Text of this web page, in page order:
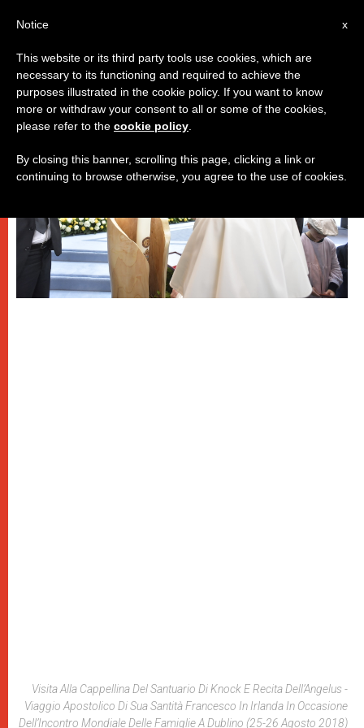
PAPI,SPIRITUALITÀ E PREGHIERA ,VIAGGI
Visita Alla Cappellina Del Santuario Di Knock E Recita Dell’Angelus -
Viaggio Apostolico Di Sua Santità Francesco In Irlanda In Occasione
Dell’Incontro Mondiale Delle Famiglie A Dublino (25-26 Agosto 2018)
x
Notice
This website or its third party tools use cookies, which are
necessary to its functioning and required to achieve the
purposes illustrated in the cookie policy. If you want to know
more or withdraw your consent to all or some of the cookies,
please refer to the cookie policy
By closing this banner, scrolling this page, clicking a link or
continuing to browse otherwise, you agree to the use of cookies.